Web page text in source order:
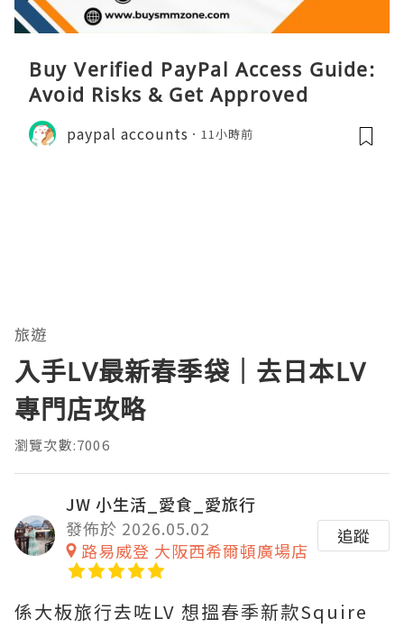
Buy Verified PayPal Access Guide:
Avoid Risks & Get Approved
paypal accounts 11小時前
旅遊
入手LV最新春季袋｜去日本LV
專門店攻略
瀏覽次數:7006
JW 小生活_愛食_愛旅行
發佈於 2026.05.02
路易威登 大阪西希爾頓廣場店
追蹤
係大板旅行去咗LV 想搵春季新款Squire